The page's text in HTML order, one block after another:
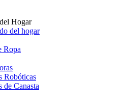
Hogar
del hogar
Ropa
Robóticas
de Canasta